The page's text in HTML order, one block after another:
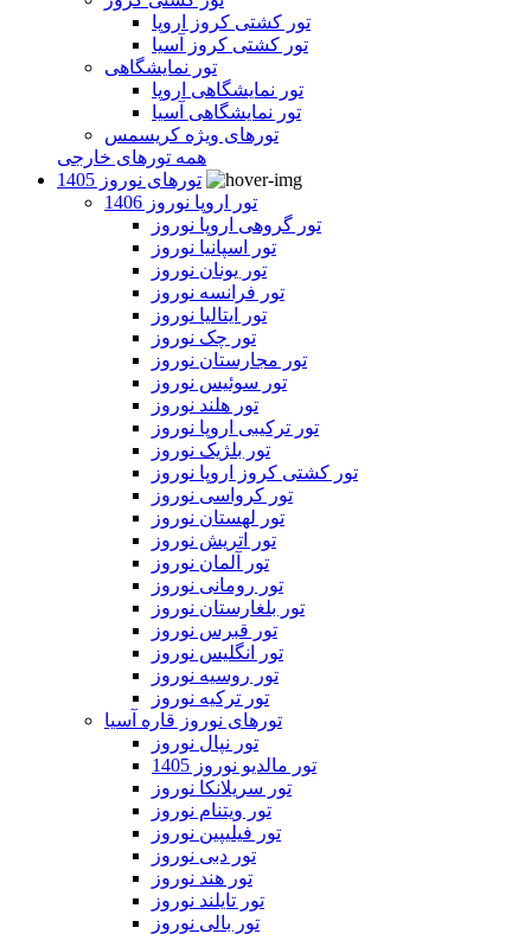
تور کشتی کروز اروپا
تور کشتی کروز آسیا
تور نمایشگاهی
تور نمایشگاهی اروپا
تور نمایشگاهی آسیا
تورهای ویژه کریسمس
همه تورهای خارجی
تورهای نوروز 1405
تور اروپا نوروز 1406
تور گروهی اروپا نوروز
تور اسپانیا نوروز
تور یونان نوروز
تور فرانسه نوروز
تور ایتالیا نوروز
تور چک نوروز
تور مجارستان نوروز
تور سوئیس نوروز
تور هلند نوروز
تور ترکیبی اروپا نوروز
تور بلژیک نوروز
تور کشتی کروز اروپا نوروز
تور کرواسی نوروز
تور لهستان نوروز
تور اتریش نوروز
تور آلمان نوروز
تور رومانی نوروز
تور بلغارستان نوروز
تور قبرس نوروز
تور انگلیس نوروز
تور روسیه نوروز
تور ترکیه نوروز
تورهای نوروز قاره آسیا
تور نپال نوروز
تور مالدیو نوروز 1405
تور سریلانکا نوروز
تور ویتنام نوروز
تور فیلیپین نوروز
تور دبی نوروز
تور هند نوروز
تور تایلند نوروز
تور بالی نوروز